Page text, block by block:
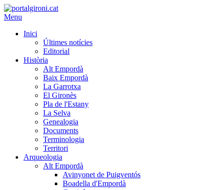
Menu
Inici
Últimes notícies
Editorial
Història
Alt Empordà
Baix Empordà
La Garrotxa
El Gironès
Pla de l'Estany
La Selva
Genealogia
Documents
Terminologia
Territori
Arqueologia
Alt Empordà
Avinyonet de Puigventós
Boadella d'Empordà